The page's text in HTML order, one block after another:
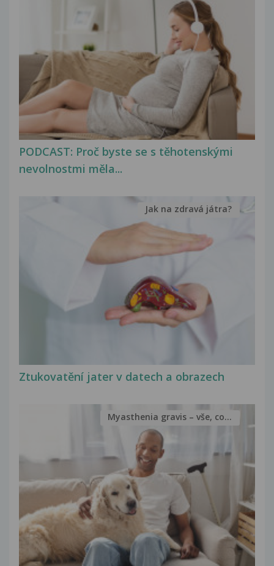
PODCAST: Proč byste se s těhotenskými
nevolnostmi měla...
Ztukovatění jater v datech a obrazech
Jak na zdravá játra?
Myasthenia gravis – vše, co...